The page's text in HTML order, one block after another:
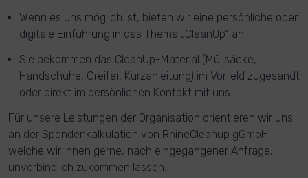
Wenn es uns möglich ist, bieten wir eine persönliche oder
digitale Einführung in das Thema „CleanUp“ an.
Sie bekommen das CleanUp-Material (Müllsäcke,
Handschuhe, Greifer, Kurzanleitung) im Vorfeld zugesandt
oder direkt im persönlichen Kontakt mit uns.
Für unsere Leistungen der Organisation orientieren wir uns
an der Spendenkalkulation von RhineCleanup gGmbH,
welche wir Ihnen gerne, nach eingegangener Anfrage,
unverbindlich zukommen lassen.